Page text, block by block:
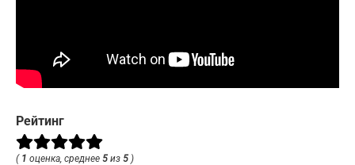
Рейтинг
( 1 оценка, среднее 5 из 5 )